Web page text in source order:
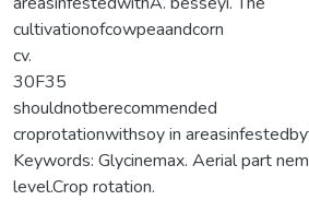
cultivationofcowpeaandcorn
cv.
30F35
shouldnotberecommended
croprotationwithsoy in
Keywords: Glycinemax. Aerial part
level.Crop rotation.